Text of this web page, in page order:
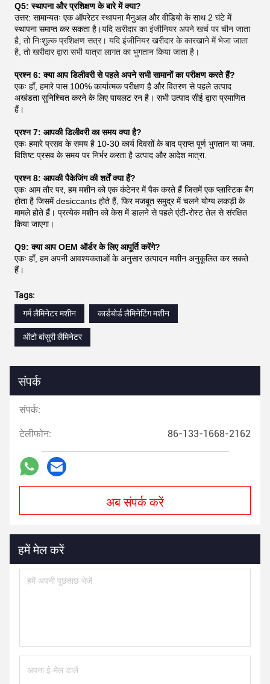
Q5: स्थापना और प्रशिक्षण के बारे में क्या?
उत्तर: सामान्यतः एक ऑपरेटर स्थापना मैनुअल और वीडियो के साथ 2 घंटे में
स्थापना समाप्त कर सकता है।यदि खरीदार का इंजीनियर अपने खर्च पर चीन जाता
है, तो निःशुल्क प्रशिक्षण सत्र। यदि इंजीनियर खरीदार के कारखाने में भेजा जाता
है, तो खरीदार द्वारा सभी यात्रा लागत का भुगतान किया जाता है।
प्रश्न 6: क्या आप डिलीवरी से पहले अपने सभी सामानों का परीक्षण करते हैं?
एकः हाँ, हमारे पास 100% कार्यात्मक परीक्षण है और वितरण से पहले उत्पाद
अखंडता सुनिश्चित करने के लिए पायलट रन है। सभी उत्पाद सीई द्वारा प्रमाणित
हैं।
प्रश्न 7: आपकी डिलीवरी का समय क्या है?
एकः हमारे प्रसव के समय है 10-30 कार्य दिवसों के बाद प्राप्त पूर्ण भुगतान या जमा.
विशिष्ट प्रसव के समय पर निर्भर करता है उत्पाद और आदेश मात्रा.
प्रश्न 8: आपकी पैकेजिंग की शर्तें क्या हैं?
एकः आम तौर पर, हम मशीन को एक कंटेनर में पैक करते हैं जिसमें एक प्लास्टिक बैग
होता है जिसमें desiccants होते हैं, फिर मजबूत समुद्र में चलने योग्य लकड़ी के
मामले होते हैं। प्रत्येक मशीन को केस में डालने से पहले एंटी-रोस्ट तेल से संरक्षित
किया जाएगा।
Q9: क्या आप OEM ऑर्डर के लिए आपूर्ति करेंगे?
एकः हाँ, हम अपनी आवश्यकताओं के अनुसार उत्पादन मशीन अनुकूलित कर सकते
हैं।
Tags:
गर्म लैमिनेटर मशीन
कार्डबोर्ड लैमिनेटिंग मशीन
ऑटो बांसुरी लैमिनेटर
संपर्क
संपर्क:
टेलीफोन: 86-133-1668-2162
अब संपर्क करें
हमें मेल करें